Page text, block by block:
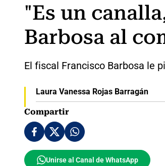
"Es un
Barbosa al
El fiscal Francisco Barbosa le
Laura Vanessa Rojas Barragán
Compartir
Unirse al Canal de WhatsApp